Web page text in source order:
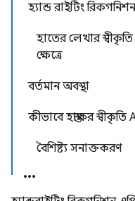
হ্যান্ড রাইটিং
হাতের লেখার স্বীকৃতি
ক্ষেত্রে
বর্তমান অবস্থা
কীভাবে হস্তাক্ষর
বৈশিষ্ট্য সনাক্তকরণ